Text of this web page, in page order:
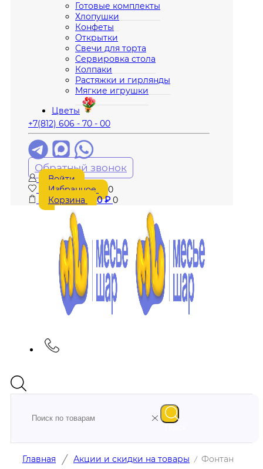
Готовые комплекты
Хлопушки
Конфеты
Открытки
Свечи для торта
Сервировка стола
Колпаки
Растяжки и гирлянды
Мягкие игрушки
Цветы
+7(812) 606 - 70 - 00
Обратный звонок
Войти
Избранное
0
Корзина
0₽ 0
Главная / Акции и скидки на товары / Фонтан